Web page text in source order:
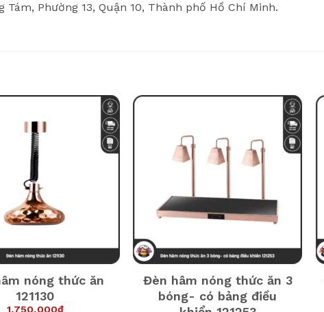
Tám, Phường 13, Quận 10, Thành phố Hồ Chí Minh.
nóng thức ăn
121130
1,750,000₫
Đèn hâm nóng thức ăn 3
bóng- có bảng điều